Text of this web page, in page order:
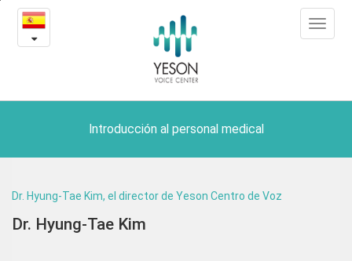
Introducción
al
medical
Toggle
Introducción al personal medical
Dr. Hyung-Tae Kim, el director de Yeson Centro de Voz
Dr. Hyung-Tae Kim